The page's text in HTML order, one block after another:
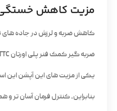
مزیت کاهش خستگی
کاهش ضربه و لرزش در جاده های
ضربه گیر کمک فنر پلی اورتان TTC تفاوت زیادی در تجربه رانندگی شما ایجاد می کند.
یکی از مزیت های این آپشن این
بنابراین، کنترل فرمان آسان تر